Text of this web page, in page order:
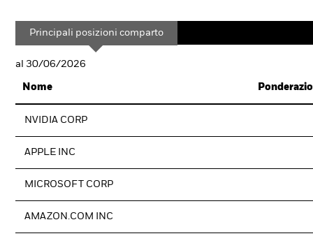
Principali posizioni comparto
al 30/06/2026
Nome
NVIDIA CORP
APPLE INC
MICROSOFT CORP
AMAZON.COM INC